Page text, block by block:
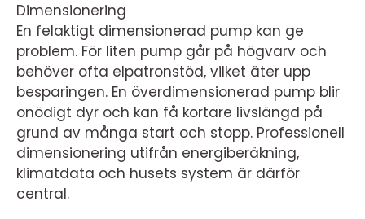
Dimensionering
En felaktigt dimensionerad pump kan ge
problem. För liten pump går på högvarv och
behöver ofta elpatronstöd, vilket äter upp
besparingen. En överdimensionerad pump blir
onödigt dyr och kan få kortare livslängd på
grund av många start och stopp. Professionell
dimensionering utifrån energiberäkning,
klimatdata och husets system är därför
central.